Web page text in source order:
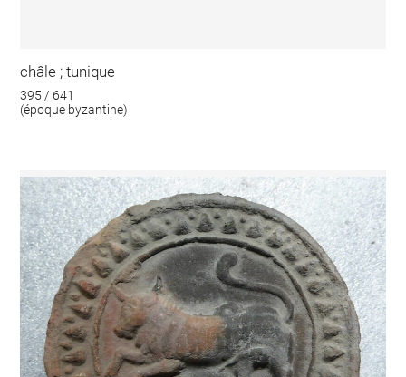
châle ; tunique
395 / 641
(époque byzantine)